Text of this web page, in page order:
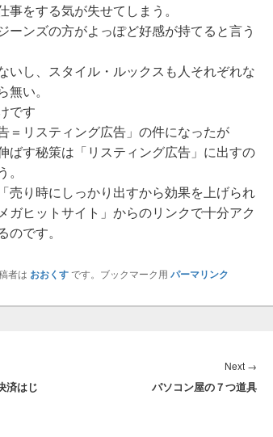
をする気が失せてしまう。
ーンズの方がよっぽど好感が持てると言う
いし、スタイル・ルックスも人それぞれな
い。
です
＝リスティング広告」の件になったが
ばす秘策は「リスティング広告」に出すの
売り時にしっかり出すから効果を上げられ
ガヒットサイト」からのリンクで十分アク
です。
者は おおくすです。ブックマーク用 パーマリンク
済はじ
Next →
post:
パソコン屋の７つ道具